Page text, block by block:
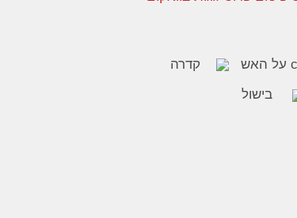
על האש קדרה
בישול